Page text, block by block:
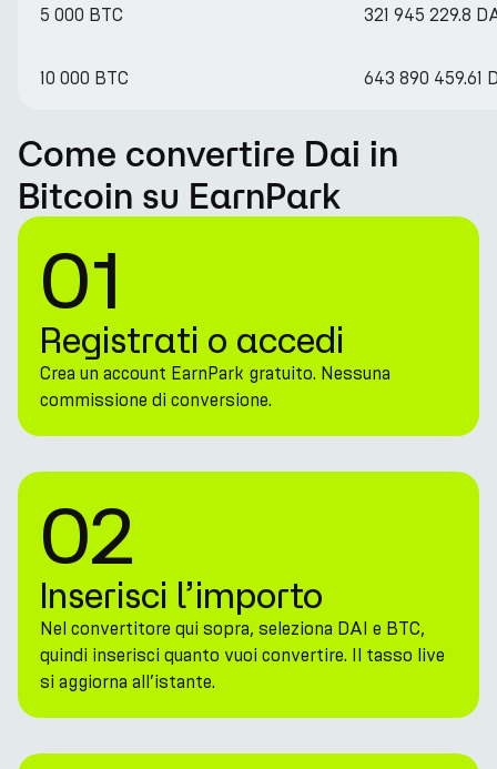
5 000 BTC 321 945 229.8
10 000 BTC 643 890 459.61
Come convertire Dai in
Bitcoin su EarnPark
01
Registrati o accedi
Crea un account EarnPark gratuito. Nessuna
commissione di conversione.
02
Inserisci l’importo
Nel convertitore qui sopra, seleziona DAI e BTC,
quindi inserisci quanto vuoi convertire. Il tasso live
si aggiorna all’istante.